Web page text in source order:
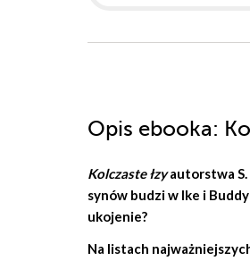
Opis ebooka:
Kolczaste łzyautorstwa
synów budzi w Ike i
ukojenie?
Na listach